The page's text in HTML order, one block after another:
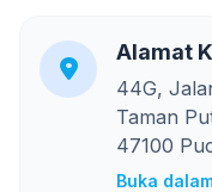
Alamat
44G,
Taman
47100
Buka